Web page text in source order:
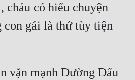
cháu có hiểu chuyện
con gái là thứ tùy tiện
vặn mạnh Đường Đấu